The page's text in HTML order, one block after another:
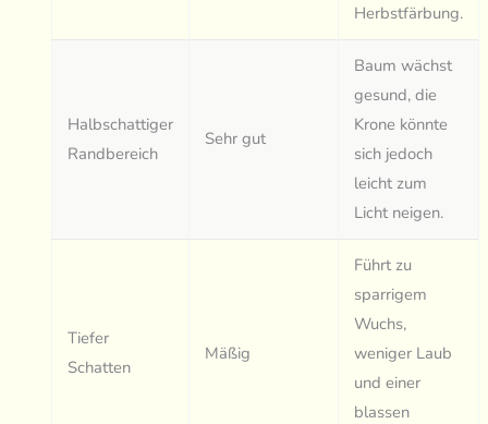
Herbstfärbung.
Halbschattiger
Randbereich
Sehr gut
Baum wächst
gesund, die
Krone könnte
sich jedoch
leicht zum
Licht neigen.
Tiefer
Schatten
Mäßig
Führt zu
sparrigem
Wuchs,
weniger Laub
und einer
blassen